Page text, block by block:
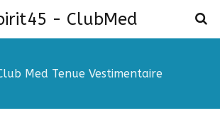
- ClubMed
Med Tenue Vestimentaire